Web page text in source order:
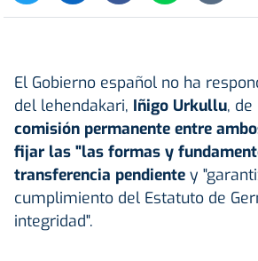
El Gobierno español no ha
del lehendakari, Iñigo Urkullu,
comisión permanente entre
fijar las "las formas y
transferencia pendiente y
cumplimiento del Estatuto de
integridad".